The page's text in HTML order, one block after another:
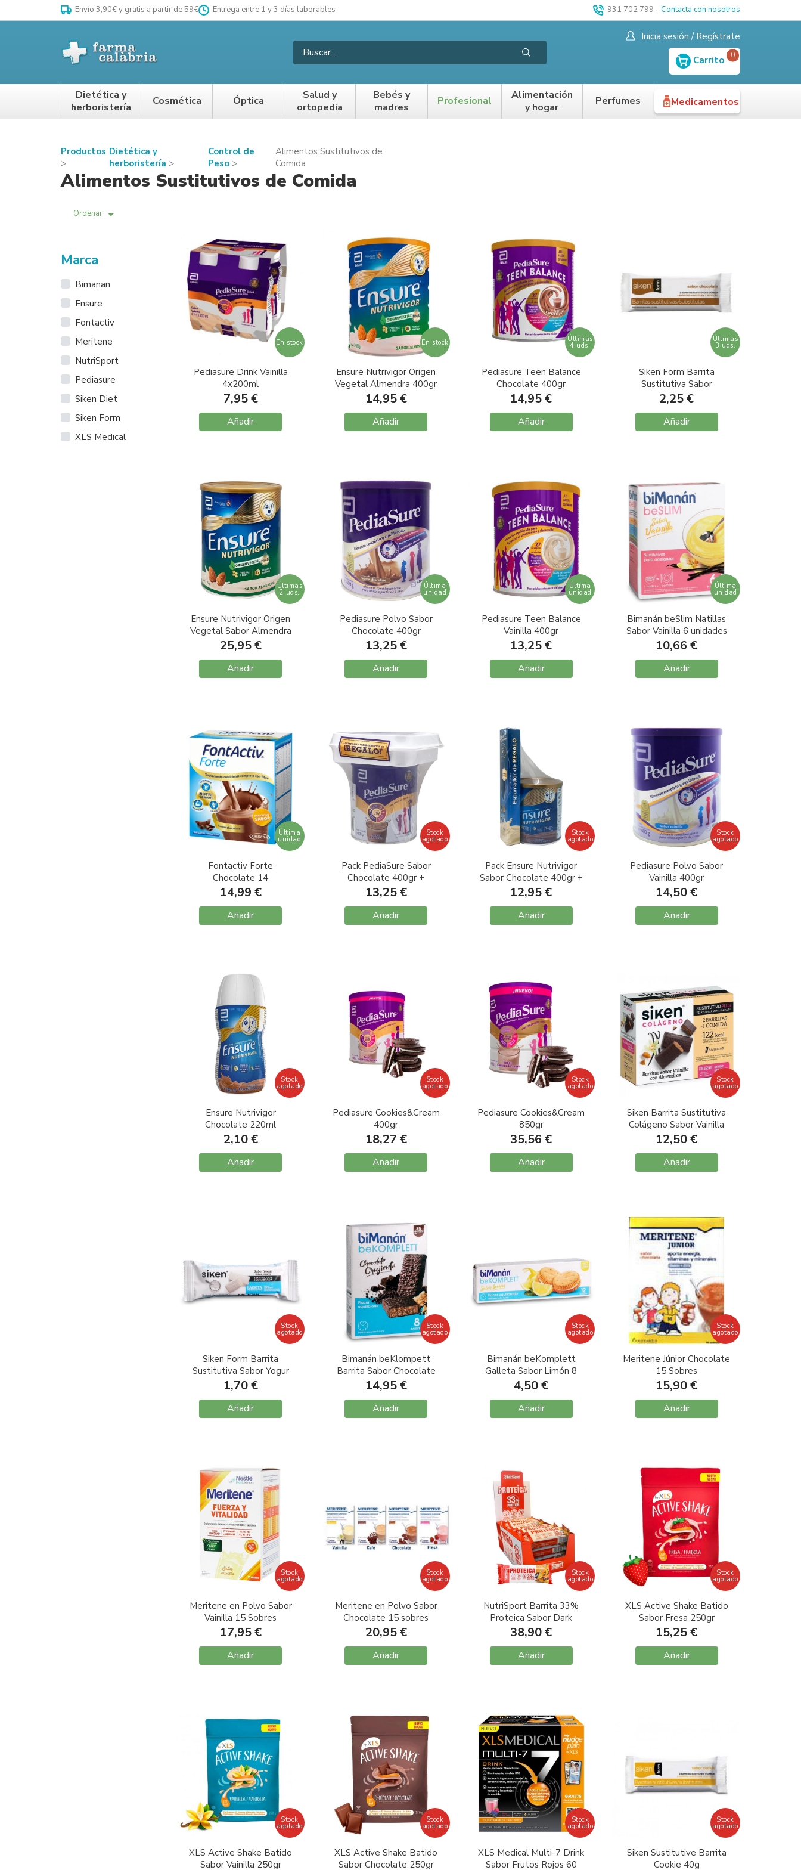
Envío 3,90€ y gratis a partir de 59€ Entrega entre 1 y 3 días laborables 931 702 799 - Contacta con nosotros
Inicia sesión / Regístrate
Carrito 0
Dietética y
herboristería
Cosmética Óptica
Salud y
ortopedia
Bebés y
madres
Profesional
Alimentación
y hogar
Perfumes Medicamentos
Productos Dietética y
herboristería
Control de
Peso
Alimentos Sustitutivos de
Comida
Alimentos Sustitutivos de Comida
Ordenar
Marca
Bimanan
Ensure
Fontactiv
Meritene
NutriSport
Pediasure
Siken Diet
Siken Form
XLS Medical
En stock
Pediasure Drink Vainilla
4x200ml
7,95 €
Añadir
En stock
Ensure Nutrivigor Origen
Vegetal Almendra 400gr
14,95 €
Añadir
Últimas
4 uds.
Pediasure Teen Balance
Chocolate 400gr
14,95 €
Añadir
Últimas
3 uds.
Siken Form Barrita
Sustitutiva Sabor
Chocolate 44gr
2,25 €
Añadir
Últimas
2 uds.
Ensure Nutrivigor Origen
Vegetal Sabor Almendra
850gr
25,95 €
Añadir
Última
unidad
Pediasure Polvo Sabor
Chocolate 400gr
13,25 €
Añadir
Última
unidad
Pediasure Teen Balance
Vainilla 400gr
13,25 €
Añadir
Última
unidad
Bimanán beSlim Natillas
Sabor Vainilla 6 unidades
10,66 €
Añadir
Última
unidad
Fontactiv Forte
Chocolate 14
Sobresx30gr
14,99 €
Añadir
Stock
agotado
Pack PediaSure Sabor
Chocolate 400gr +
Regalo Porta-Sandwich
13,25 €
Añadir
Stock
agotado
Pack Ensure Nutrivigor
Sabor Chocolate 400gr +
Espumadero de Regalo
12,95 €
Añadir
Stock
agotado
Pediasure Polvo Sabor
Vainilla 400gr
14,50 €
Añadir
Stock
agotado
Ensure Nutrivigor
Chocolate 220ml
2,10 €
Añadir
Stock
agotado
Pediasure Cookies&Cream
400gr
18,27 €
Añadir
Stock
agotado
Pediasure Cookies&Cream
850gr
35,56 €
Añadir
Stock
agotado
Siken Barrita Sustitutiva
Colágeno Sabor Vainilla
Con Almendras 8
unidades
12,50 €
Añadir
Stock
agotado
Siken Form Barrita
Sustitutiva Sabor Yogur
44gr
1,70 €
Añadir
Stock
agotado
Bimanán beKlompett
Barrita Sabor Chocolate
Crujiente 8 unidades
14,95 €
Añadir
Stock
agotado
Bimanán beKomplett
Galleta Sabor Limón 8
unidades
4,50 €
Añadir
Stock
agotado
Meritene Júnior Chocolate
15 Sobres
15,90 €
Añadir
Stock
agotado
Meritene en Polvo Sabor
Vainilla 15 Sobres
17,95 €
Añadir
Stock
agotado
Meritene en Polvo Sabor
Chocolate 15 sobres
20,95 €
Añadir
Stock
agotado
NutriSport Barrita 33%
Proteica Sabor Dark
Choco y Naranja 24
unidades
38,90 €
Añadir
Stock
agotado
XLS Active Shake Batido
Sabor Fresa 250gr
15,25 €
Añadir
Stock
agotado
XLS Active Shake Batido
Sabor Vainilla 250gr
Stock
agotado
XLS Active Shake Batido
Sabor Chocolate 250gr
Stock
agotado
XLS Medical Multi-7 Drink
Sabor Frutos Rojos 60
Stock
agotado
Siken Sustitutive Barrita
Cookie 40g